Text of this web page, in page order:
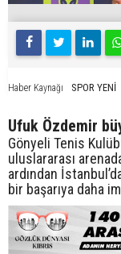
Haber Kaynağı SPOR YENİ
Ufuk Özdemir
Gönyeli Tenis
uluslararası
ardından
bir başarıya daha